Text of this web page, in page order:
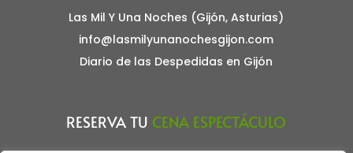
Las Mil Y Una Noches (Gijón, Asturias)
info@lasmilyunanochesgijon.com
Diario de las Despedidas en Gijón
RESERVA TU CENA ESPECTÁCULO